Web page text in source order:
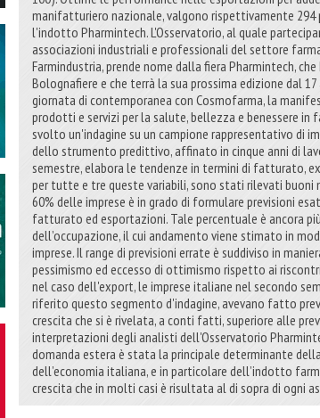
manifatturiero nazionale, valgono rispettivamente 294
l'indotto Pharmintech. L'Osservatorio, al quale
associazioni industriali e professionali del settore
Farmindustria, prende nome dalla fiera Pharmintech,
Bolognafiere e che terrà la sua prossima edizione dal 17
giornata di contemporanea con Cosmofarma, la
prodotti e servizi per la salute, bellezza e benessere in
svolto un'indagine su un campione rappresentativo di
dello strumento predittivo, affinato in cinque anni di
semestre, elabora le tendenze in termini di fatturato,
per tutte e tre queste variabili, sono stati rilevati buoni
60% delle imprese è in grado di formulare previsioni
fatturato ed esportazioni. Tale percentuale è ancora
dell’occupazione, il cui andamento viene stimato in
imprese. Il range di previsioni errate è suddiviso in
pessimismo ed eccesso di ottimismo rispetto ai
nel caso dell'export, le imprese italiane nel secondo
riferito questo segmento d'indagine, avevano fatto
crescita che si è rivelata, a conti fatti, superiore alle
interpretazioni degli analisti dell'Osservatorio
domanda estera è stata la principale determinante
dell’economia italiana, e in particolare dell’indotto
crescita che in molti casi è risultata al di sopra di ogni